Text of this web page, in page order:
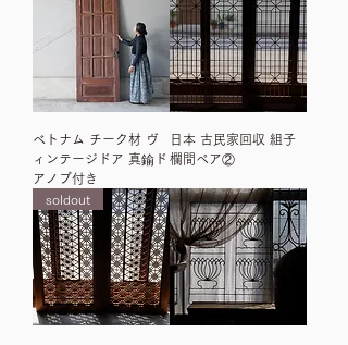
ベトナム チーク材 ヴ
ィンテージドア 真鍮ド
アノブ付き
日本 古民家回収 組子
欄間ペア②
soldout